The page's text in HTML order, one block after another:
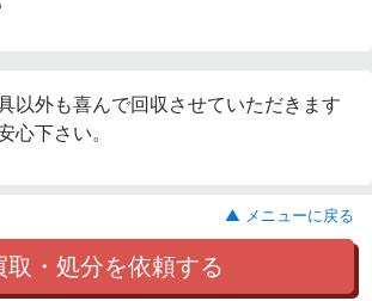
以外も喜んで回収させていただきます
心下さい。
▲ メニューに戻る
取・処分を依頼する